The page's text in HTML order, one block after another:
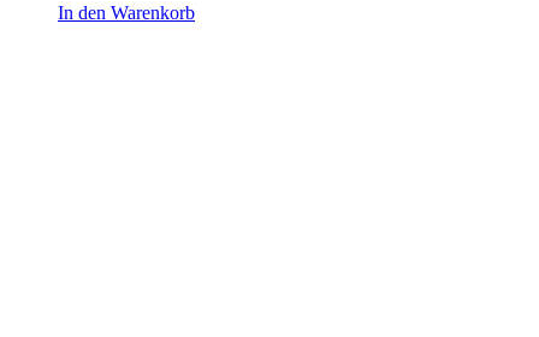
In den Warenkorb